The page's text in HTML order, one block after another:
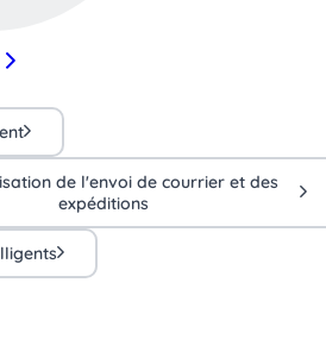
de l'envoi de courrier et des
expéditions